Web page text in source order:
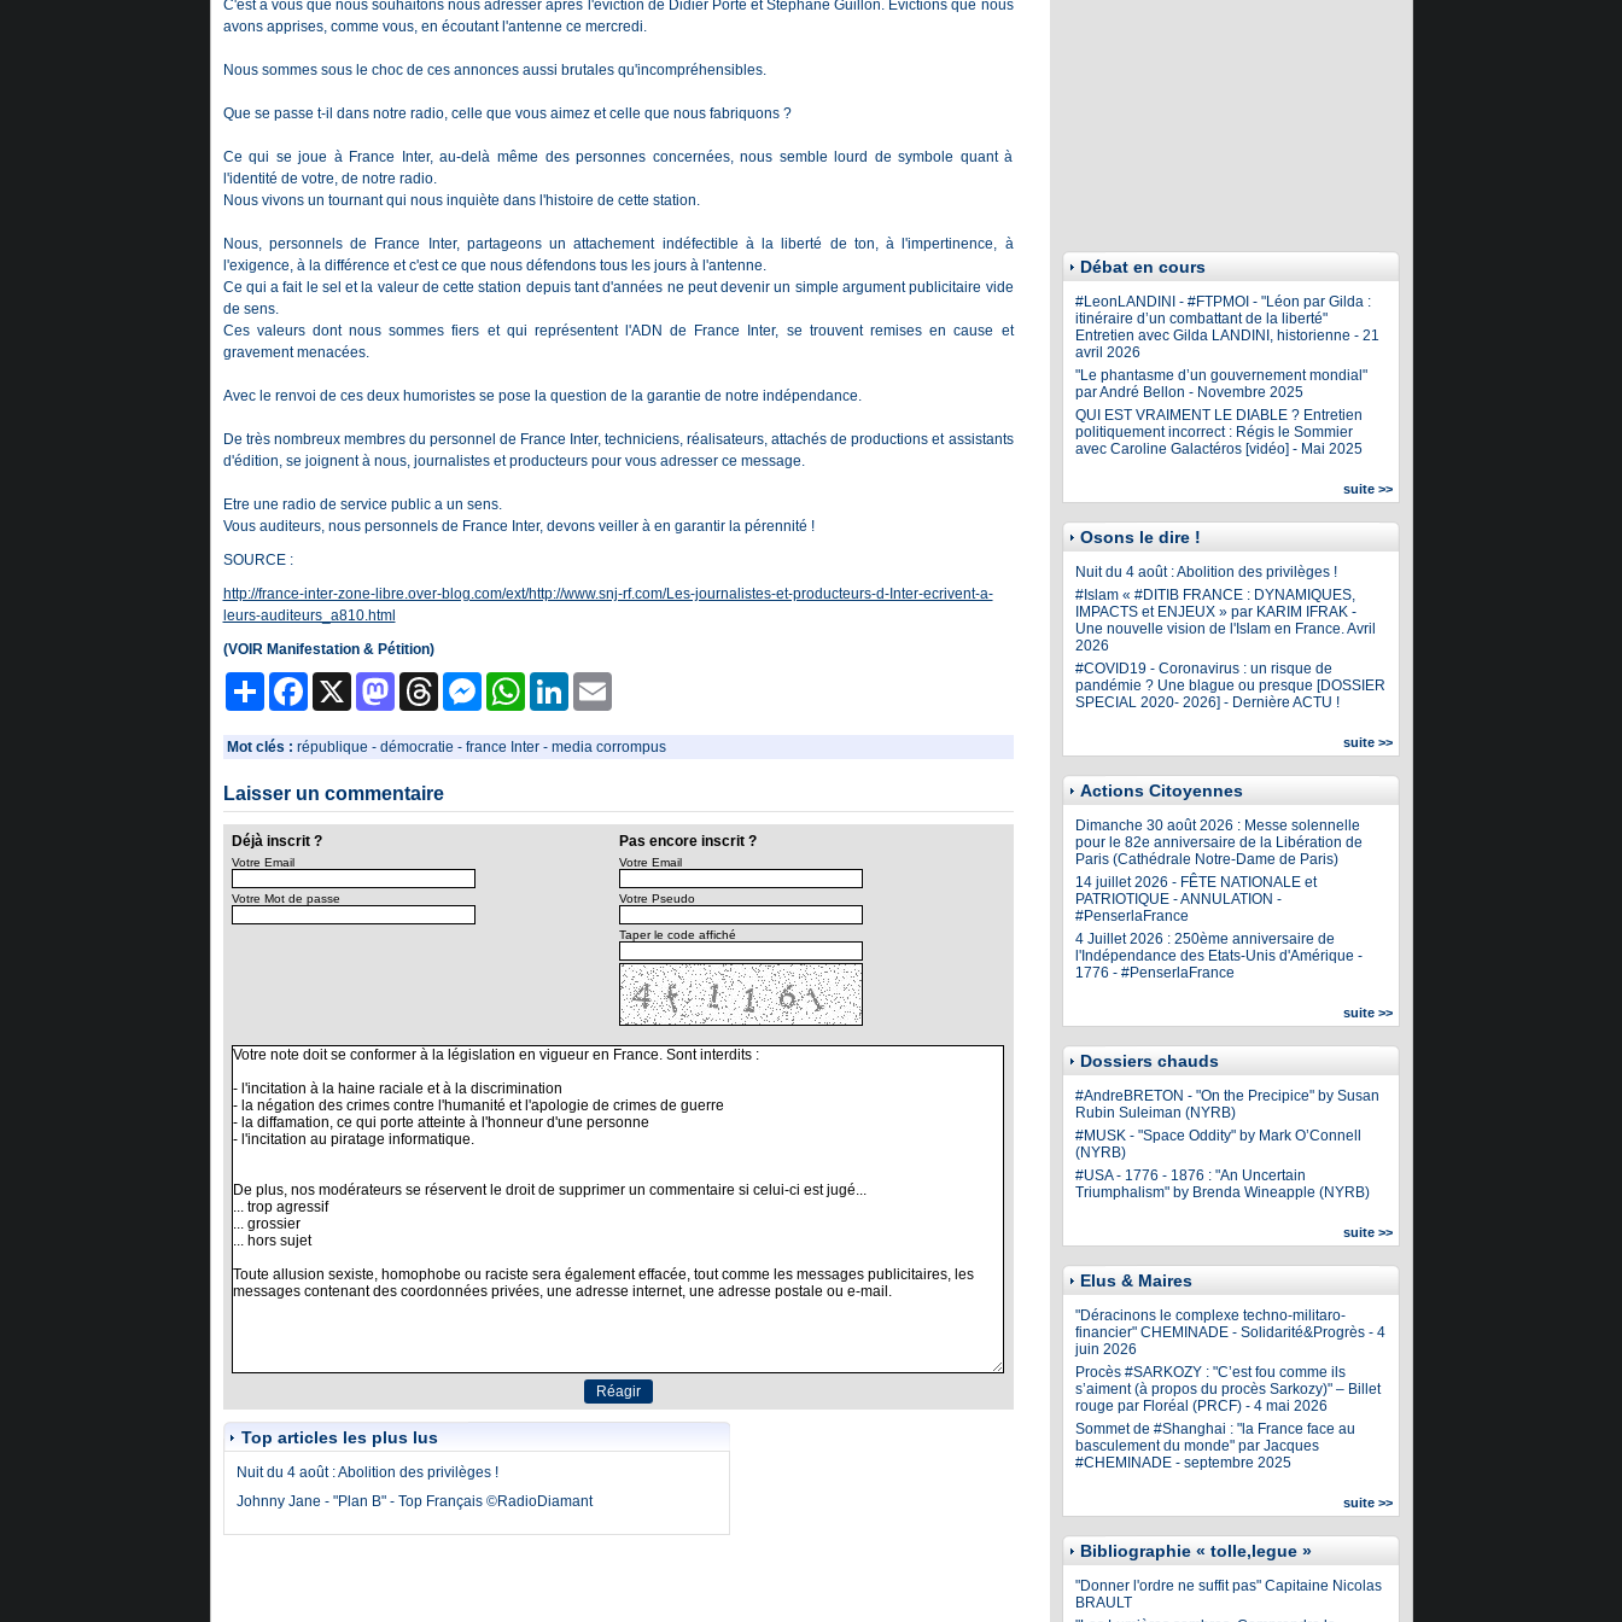
C'est à vous que nous souhaitons nous adresser après l'éviction de Didier Porte et Stéphane Guillon. Evictions que nous
avons apprises, comme vous, en écoutant l'antenne ce mercredi.
Nous sommes sous le choc de ces annonces aussi brutales qu'incompréhensibles.
Que se passe t-il dans notre radio, celle que vous aimez et celle que nous fabriquons ?
Ce qui se joue à France Inter, au-delà même des personnes concernées, nous semble lourd de symbole quant à
l'identité de votre, de notre radio.
Nous vivons un tournant qui nous inquiète dans l'histoire de cette station.
Nous, personnels de France Inter, partageons un attachement indéfectible à la liberté de ton, à l'impertinence, à
l'exigence, à la différence et c'est ce que nous défendons tous les jours à l'antenne.
Ce qui a fait le sel et la valeur de cette station depuis tant d'années ne peut devenir un simple argument publicitaire vide
de sens.
Ces valeurs dont nous sommes fiers et qui représentent l'ADN de France Inter, se trouvent remises en cause et
gravement menacées.
Avec le renvoi de ces deux humoristes se pose la question de la garantie de notre indépendance.
De très nombreux membres du personnel de France Inter, techniciens, réalisateurs, attachés de productions et assistants
d'édition, se joignent à nous, journalistes et producteurs pour vous adresser ce message.
Etre une radio de service public a un sens.
Vous auditeurs, nous personnels de France Inter, devons veiller à en garantir la pérennité !
SOURCE :
http://france-inter-zone-libre.over-blog.com/ext/http://www.snj-rf.com/Les-journalistes-et-producteurs-d-Inter-ecrivent-a-
leurs-auditeurs_a810.html
(VOIR Manifestation & Pétition)
PartagerFacebook MastodonThreads MessengerWhatsAppLinkedIn
Mot clés : république - démocratie - france Inter- media corrompus
Laisser un commentaire
Déjà inscrit ? Pas encore inscrit ?
Votre Email
Votre Mot de passe
Votre Email
Votre Pseudo
Taper le code affiché
Top articles les plus lus
Nuit du 4 août : Abolition des privilèges !
Johnny Jane - "Plan B" - Top Français ©RadioDiamant
Débat en cours
#LeonLANDINI - #FTPMOI - "Léon par Gilda :
itinéraire d’un combattant de la liberté"
Entretien avec Gilda LANDINI, historienne - 21
avril 2026
"Le phantasme d’un gouvernement mondial"
par André Bellon - Novembre 2025
QUI EST VRAIMENT LE DIABLE ? Entretien
politiquement incorrect : Régis le Sommier
avec Caroline Galactéros [vidéo] - Mai 2025
suite >>
Osons le dire !
Nuit du 4 août : Abolition des privilèges !
#Islam « #DITIB FRANCE : DYNAMIQUES,
IMPACTS et ENJEUX » par KARIM IFRAK -
Une nouvelle vision de l'Islam en France. Avril
2026
#COVID19 - Coronavirus : un risque de
pandémie ? Une blague ou presque [DOSSIER
SPECIAL 2020- 2026] - Dernière ACTU !
suite >>
Actions Citoyennes
Dimanche 30 août 2026 : Messe solennelle
pour le 82e anniversaire de la Libération de
Paris (Cathédrale Notre-Dame de Paris)
14 juillet 2026 - FÊTE NATIONALE et
PATRIOTIQUE - ANNULATION -
#PenserlaFrance
4 Juillet 2026 : 250ème anniversaire de
l'Indépendance des Etats-Unis d'Amérique -
1776 - #PenserlaFrance
suite >>
Dossiers chauds
#AndreBRETON - "On the Precipice" by Susan
Rubin Suleiman (NYRB)
#MUSK - "Space Oddity" by Mark O’Connell
(NYRB)
#USA - 1776 - 1876 : "An Uncertain
Triumphalism" by Brenda Wineapple (NYRB)
suite >>
Elus & Maires
"Déracinons le complexe techno-militaro-
financier" CHEMINADE - Solidarité&Progrès - 4
juin 2026
Procès #SARKOZY : "C’est fou comme ils
s’aiment (à propos du procès Sarkozy)" – Billet
rouge par Floréal (PRCF) - 4 mai 2026
Sommet de #Shanghai : "la France face au
basculement du monde" par Jacques
#CHEMINADE - septembre 2025
suite >>
Bibliographie « tolle,legue »
"Donner l'ordre ne suffit pas" Capitaine Nicolas
BRAULT